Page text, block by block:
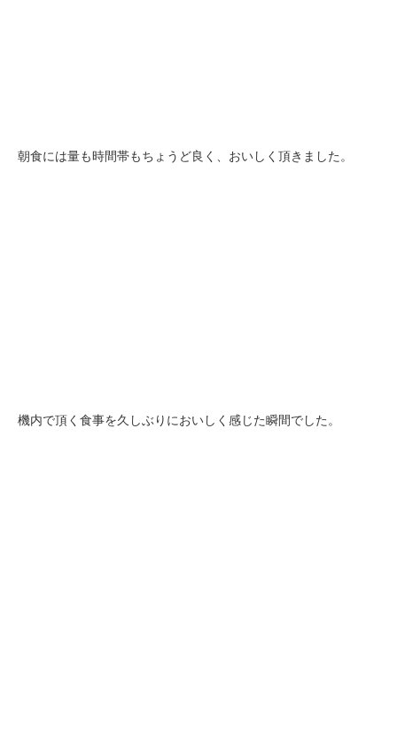
朝食には量も時間帯もちょうど良く、おいしく頂きました。
機内で頂く食事を久しぶりにおいしく感じた瞬間でした。